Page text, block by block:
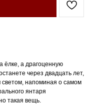
ёлке, а драгоценную
через двадцать лет,
светом, напоминая о самом
янтаря
такая вещь.